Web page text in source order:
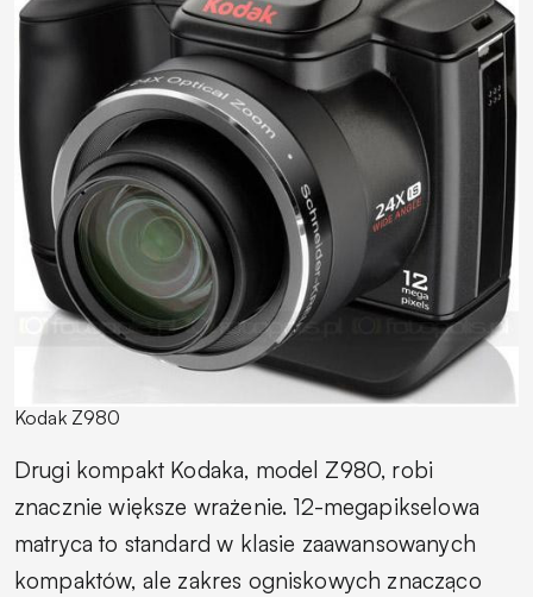
Kodak Z980
Drugi kompakt Kodaka, model Z980, robi
znacznie większe wrażenie. 12-megapikselowa
matryca to standard w klasie zaawansowanych
kompaktów, ale zakres ogniskowych znacząco